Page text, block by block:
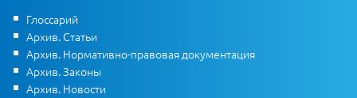
Глоссарий
Архив. Статьи
Архив. Нормативно-правовая документация
Архив. Законы
Архив. Новости